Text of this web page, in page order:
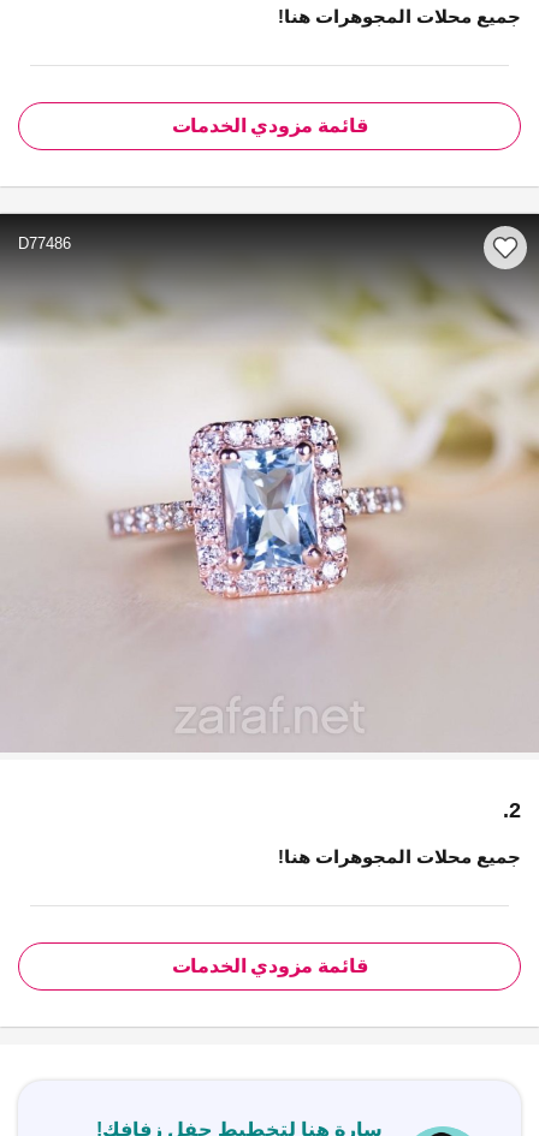
جميع محلات المجوهرات هنا!
قائمة مزودي الخدمات
D77486
2.
جميع محلات المجوهرات هنا!
قائمة مزودي الخدمات
سارة هنا لتخطيط حفل زفافك!